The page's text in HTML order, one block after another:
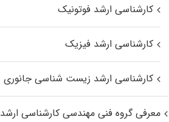
کارشناسی ارشد فوتونیک
کارشناسی ارشد فیزیک
کارشناسی ارشد زیست‌ شناسی جانوری
معرفی گروه فنی مهندسی کارشناسی ارشد